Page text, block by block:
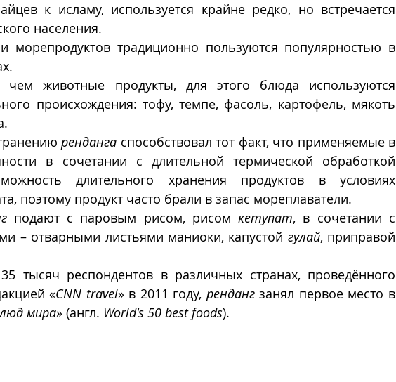
к исламу, используется крайне редко, но встречается
населения.
морепродуктов традиционно пользуются популярностью в
чем животные продукты, для этого блюда используются
происхождения: тофу, темпе, фасоль, картофель, мякоть
ренданга способствовал тот факт, что применяемые в
в сочетании с длительной термической обработкой
длительного хранения продуктов в условиях
поэтому продукт часто брали в запас мореплаватели.
подают с паровым рисом, рисом кетупат, в сочетании с
– отварными листьями маниоки, капустой гулай
тысяч респондентов в различных странах, проведённого
«CNN travel» в 2011 году, ренданг занял первое место в
мира» (англ. World's 50 best foods).